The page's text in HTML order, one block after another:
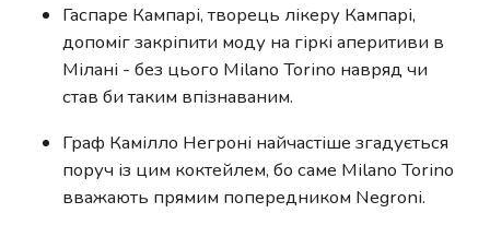
Гаспаре Кампарі, творець лікеру Кампарі,
допоміг закріпити моду на гіркі аперитиви в
Мілані - без цього Milano Torino навряд чи
став би таким впізнаваним.
Граф Камілло Негроні найчастіше згадується
поруч із цим коктейлем, бо саме Milano Torino
вважають прямим попередником Negroni.